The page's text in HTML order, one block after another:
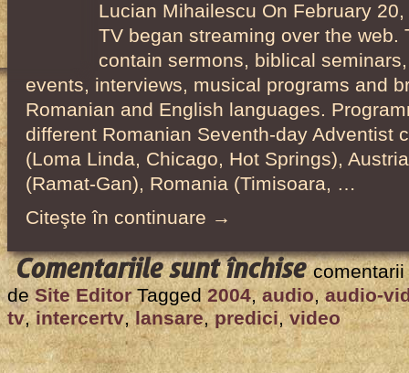
Lucian Mihailescu On February
TV began streaming over the web.
contain sermons, biblical
events, interviews, musical programs and
Romanian and English languages.
different Romanian Seventh-day Adventist
(Loma Linda, Chicago, Hot Springs),
(Ramat-Gan), Romania (Timisoara, …
Citeşte în continuare →
Comentariile sunt închisepentru
Intercer
TV
launches
–
de Site EditorTagged2004,audio,audio-
tv,intercertv,lansare,predici,video